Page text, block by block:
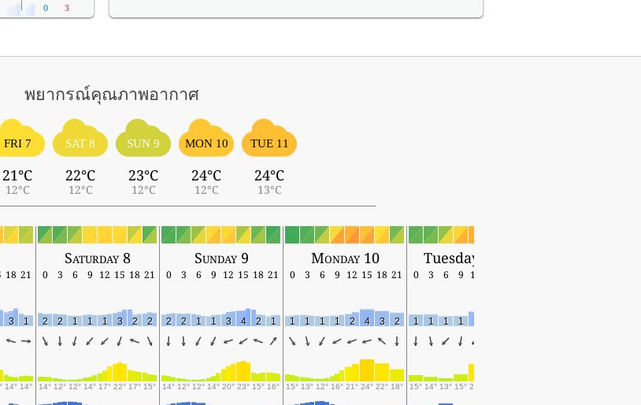
0 3
พยากรณ์คุณภาพอากาศ
FRI 7
21°C
12°C
SAT 8
22°C
12°C
SUN 9
23°C
12°C
MON 10
24°C
12°C
TUE 11
24°C
13°C
Saturday 8 Sunday 9 Monday 10 Tuesday 11
18 21 0 3 6 9 12 15 18 21 0 3 6 9 12 15 18 21 0 3 6 9 12 15 18 21 0 3 6 9 12
3 1 2 2 1 1 1 3 2 2 2 2 1 1 3 4 2 1 1 1 1 1 2 4 3 2 1 1 1 1 3
14° 14° 14° 12° 12° 14° 17° 22° 17° 15° 14° 12° 12° 14° 20° 23° 15° 16° 15° 13° 12° 16° 21° 24° 22° 18° 15° 14° 13° 15° 21°